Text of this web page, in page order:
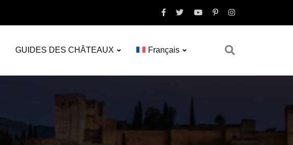
GUIDES DES CHÂTEAUX Français